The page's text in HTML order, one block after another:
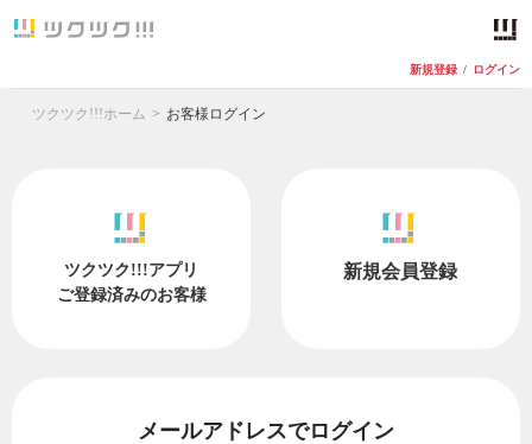
新規登録 / ログイン
ツクツク!!!ホーム お客様ログイン
ツクツク!!!アプリ
ご登録済みのお客様
新規会員登録
メールアドレスでログイン